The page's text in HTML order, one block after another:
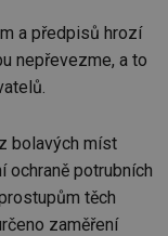
a předpisů hrozí
nepřevezme, a to
bolavých míst
ochraně potrubních
těch
zaměření